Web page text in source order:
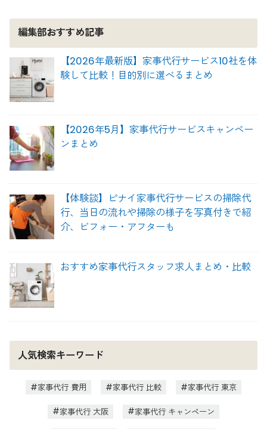
編集部おすすめ記事
【2026年最新版】家事代行サービス10社を体
験して比較！目的別に選べるまとめ
【2026年5月】家事代行サービスキャンペー
ンまとめ
【体験談】ピナイ家事代行サービスの掃除代
行、当日の流れや掃除の様子を写真付きで紹
介、ビフォー・アフターも
おすすめ家事代行スタッフ求人まとめ・比較
人気検索キーワード
家事代行 費用 家事代行 比較 家事代行 東京
家事代行 大阪 家事代行 キャンペーン